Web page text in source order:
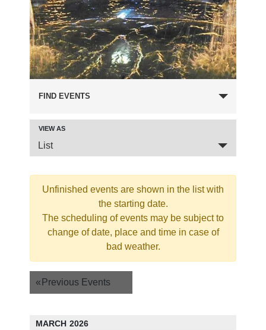
FIND EVENTS
Event
Views
Navigation
VIEW AS
List
Unfinished events are shown in the list with
the starting date.
The scheduling of events may be subject to
change of date, place and time in case of
bad weather.
Events
List
Navigation
« Previous Events
MARCH 2026